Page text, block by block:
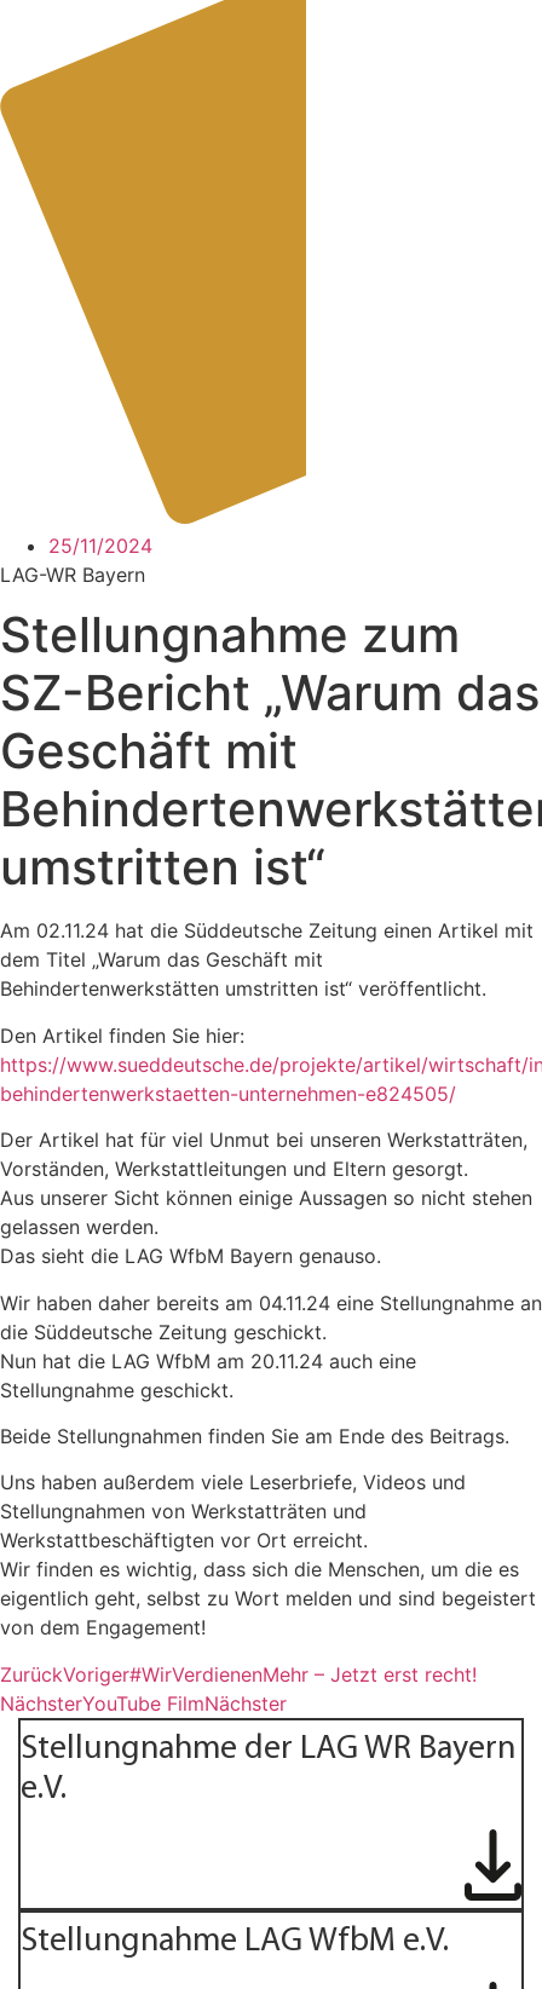
25/11/2024
LAG-WR Bayern
Stellungnahme zum
SZ-Bericht „Warum das
Geschäft mit
umstritten ist“
Am 02.11.24 hat die Süddeutsche Zeitung einen Artikel mit
dem Titel „Warum das Geschäft mit
Behindertenwerkstätten umstritten ist“ veröffentlicht.
Den Artikel finden Sie hier:
https://www.sueddeutsche.de/projekte/artikel/wirtschaft/
behindertenwerkstaetten-unternehmen-e824505/
Der Artikel hat für viel Unmut bei unseren Werkstatträten,
Vorständen, Werkstattleitungen und Eltern gesorgt.
Aus unserer Sicht können einige Aussagen so nicht stehen
gelassen werden.
Das sieht die LAG WfbM Bayern genauso.
Wir haben daher bereits am 04.11.24 eine Stellungnahme an
die Süddeutsche Zeitung geschickt.
Nun hat die LAG WfbM am 20.11.24 auch eine
Stellungnahme geschickt.
Beide Stellungnahmen finden Sie am Ende des Beitrags.
Uns haben außerdem viele Leserbriefe, Videos und
Stellungnahmen von Werkstatträten und
Werkstattbeschäftigten vor Ort erreicht.
Wir finden es wichtig, dass sich die Menschen, um die es
eigentlich geht, selbst zu Wort melden und sind begeistert
von dem Engagement!
ZurückVoriger#WirVerdienenMehr – Jetzt erst recht!
NächsterYouTube FilmNächster
Stellungnahme der LAG WR Bayern
e.V.
Stellungnahme LAG WfbM e.V.